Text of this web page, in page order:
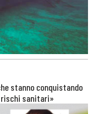
stanno conquistando
rischi sanitari»